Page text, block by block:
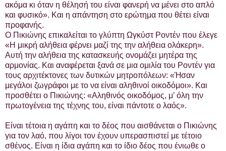
ακόμα κι όταν η θέλησή του είναι φανερή να μένει στο απλό
και φυσικό». Και η απάντηση στο ερώτημα που θέτει είναι
προφανής.
Ο Πικιώνης επικαλείται το γλύπτη Ωγκύστ Ροντέν που έλεγε
«Η μικρή αλήθεια φέρνει μαζί της την αλήθεια ολάκερη».
Αυτή την αλήθεια της κατασκευής ονομάζει μητέρα της
αρμονίας. Και αναφέρεται ξανά σε μια ομιλία του Ροντέν για
τους αρχιτέκτονες των δυτικών μητροπόλεων: «Ήσαν
μεγάλοι ζωγράφοι με το να είναι αληθινοί οικοδόμοι». Και
προσθέτει ο Πικιώνης: «Αληθινός οικοδόμος, μ’ όλη την
πρωτογένεια της τέχνης του, είναι πάντοτε ο λαός».
Είναι τέτοια η αγάπη και το δέος που αισθάνεται ο Πικιώνης
για τον λαό, που λίγοι τον έχουν υπερασπιστεί με τέτοιο
σθένος. Είναι η ίδια αγάπη και το ίδιο δέος που ένιωθε ο